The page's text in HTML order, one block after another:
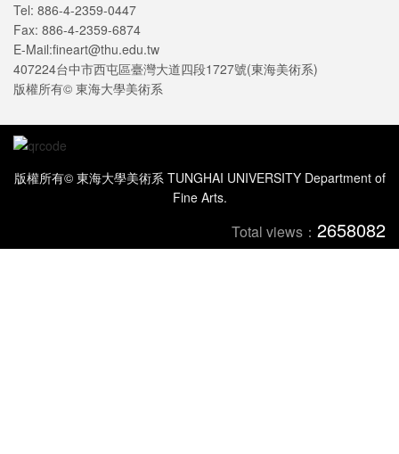
Tel: 886-4-2359-0447
Fax: 886-4-2359-6874
E-Mail:fineart@thu.edu.tw
407224台中市西屯區臺灣大道四段1727號(東海美術系)
版權所有© 東海大學美術系
版權所有© 東海大學美術系 TUNGHAI UNIVERSITY Department of
Fine Arts.
Total views： 2658082